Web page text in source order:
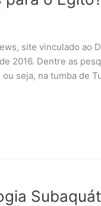
site vinculado ao
2016. Dentre as
seja, na tumba de